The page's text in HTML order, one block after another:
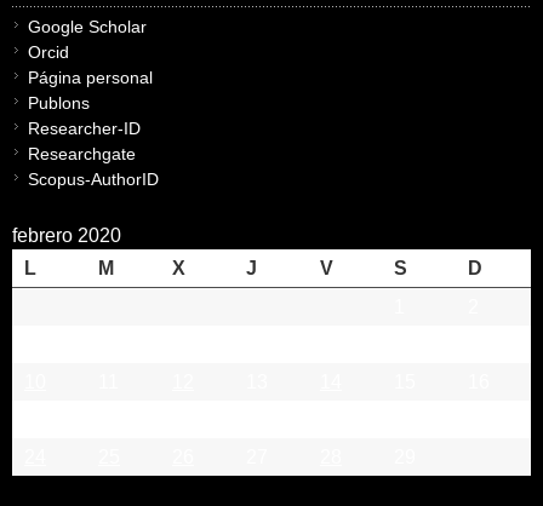
Google Scholar
Orcid
Página personal
Publons
Researcher-ID
Researchgate
Scopus-AuthorID
febrero 2020
L
M X J V S
D